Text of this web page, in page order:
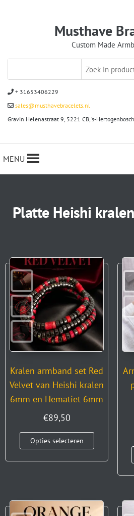
Musthave
Custom Made
+ 31653406229
sales@musthavebracelets.nl
Gravin Helenastraat 9, 5221 CB, ‘s-Hertogenbosch
MENU
Platte Heishi
Kralen armband set Red
Velvet van Heishi kralen
6mm en Hematiet 6mm
€89,50
Opties selecteren